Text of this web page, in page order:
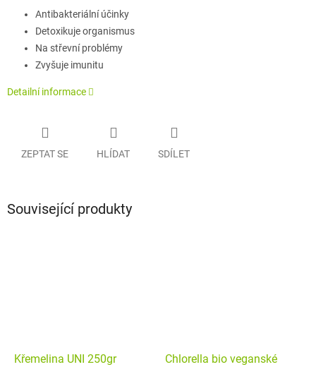
Antibakteriální účinky
Detoxikuje organismus
Na střevní problémy
Zvyšuje imunitu
Detailní informace
ZEPTAT SE HLÍDAT SDÍLET
Související produkty
Křemelina UNI 250gr
Chlorella bio veganské